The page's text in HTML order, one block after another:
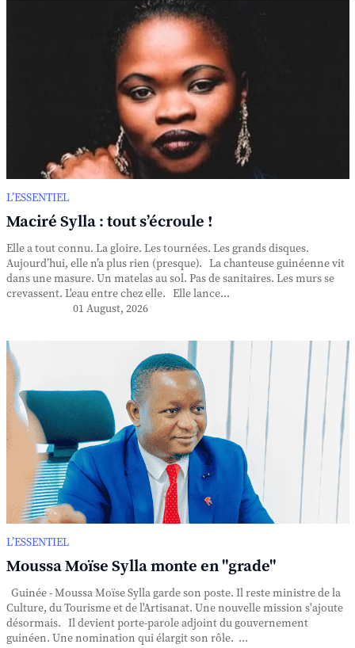
L’ESSENTIEL
Maciré Sylla : tout s’écroule !
Elle a tout connu. La gloire. Les tournées. Les grands disques.
Aujourd’hui, elle n’a plus rien (presque). La chanteuse guinéenne vit
dans une masure. Un matelas au sol. Pas de sanitaires. Les murs se
crevassent. L'eau entre chez elle. Elle lance...
01 August, 2026
L’ESSENTIEL
Moussa Moïse Sylla monte en "grade"
Guinée - Moussa Moïse Sylla garde son poste. Il reste ministre de la
Culture, du Tourisme et de l'Artisanat. Une nouvelle mission s'ajoute
désormais. Il devient porte-parole adjoint du gouvernement
guinéen. Une nomination qui élargit son rôle. ...